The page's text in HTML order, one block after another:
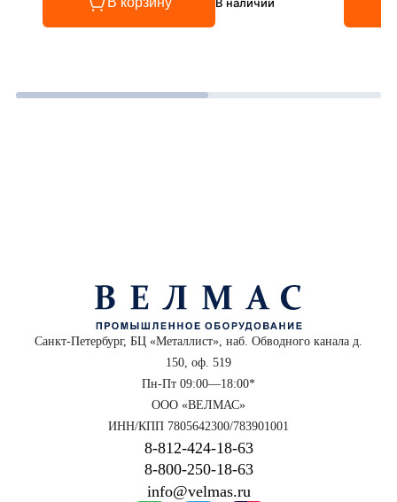
Санкт-Петербург, БЦ «Металлист», наб. Обводного канала д.
150, оф. 519
Пн-Пт 09:00—18:00*
ООО «ВЕЛМАС»
ИНН/КПП 7805642300/783901001
8‑812‑424‑18‑63
8‑800‑250‑18‑63
info@velmas.ru